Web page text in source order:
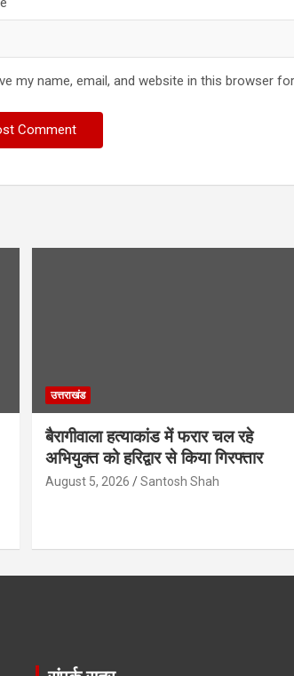
my name, email, and website in this browser
उत्तराखंड
बैरागीवाला हत्याकांड में फरार चल रहे
अभियुक्त को हरिद्वार से किया गिरफ्तार
August 5, 2026 Santosh Shah